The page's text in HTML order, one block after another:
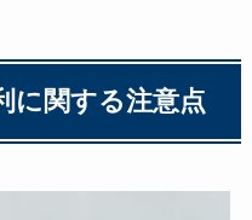
に関する注意点